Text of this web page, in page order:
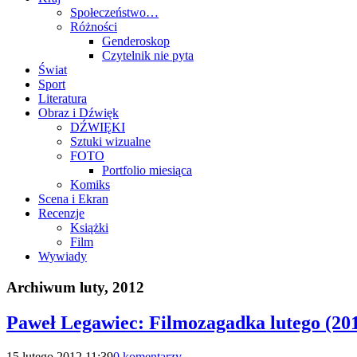
Społeczeństwo…
Różności
Genderoskop
Czytelnik nie pyta
Świat
Sport
Literatura
Obraz i Dźwięk
DŹWIĘKI
Sztuki wizualne
FOTO
Portfolio miesiąca
Komiks
Scena i Ekran
Recenzje
Książki
Film
Wywiady
Archiwum luty, 2012
Paweł Legawiec: Filmozagadka lutego